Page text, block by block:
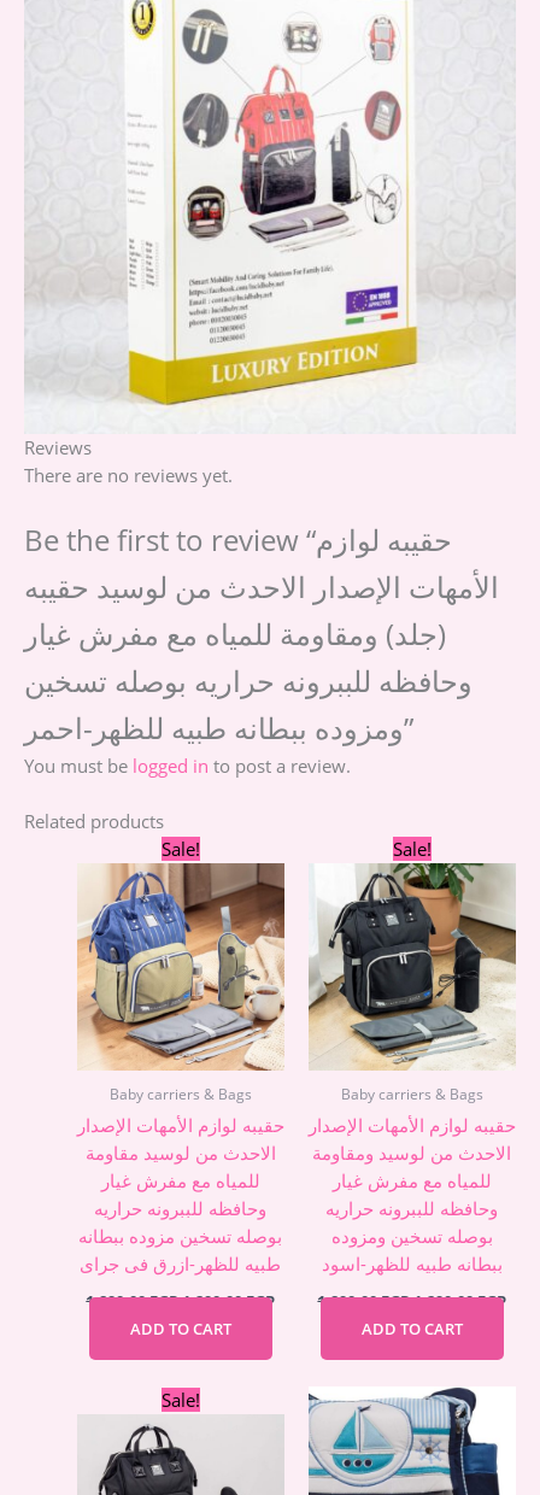
Reviews
There are no reviews yet.
Be the first to review “حقيبه لوازم
الأمهات الإصدار الاحدث من لوسيد حقيبه
(جلد) ومقاومة للمياه مع مفرش غيار
وحافظه للببرونه حراريه بوصله تسخين
ومزوده ببطانه طبيه للظهر-احمر”
You must be logged in to post a review.
Related products
Sale!
Baby carriers & Bags
حقيبه لوازم الأمهات الإصدار
الاحدث من لوسيد مقاومة
للمياه مع مفرش غيار
وحافظه للببرونه حراريه
بوصله تسخين مزوده ببطانه
طبيه للظهر-ازرق فى جراى
1.890,00EGP
Original
price
1.890,00 EGP.
1.290,00EGP
price
is:
1.290,00 EGP.
ADD TO CART
Sale!
Baby carriers & Bags
حقيبه لوازم الأمهات الإصدار
الاحدث من لوسيد ومقاومة
للمياه مع مفرش غيار
وحافظه للببرونه حراريه
بوصله تسخين ومزوده
ببطانه طبيه للظهر-اسود
1.890,00EGP
Original
price
was:
1.890,00 EGP.
1.290,00EGP
ADD TO CART
Sale!Original
price
1.990,00 EGP.
Current
price
1.390,00 EGP.